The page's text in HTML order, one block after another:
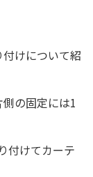
けについて紹
の固定には1
付けてカーテ